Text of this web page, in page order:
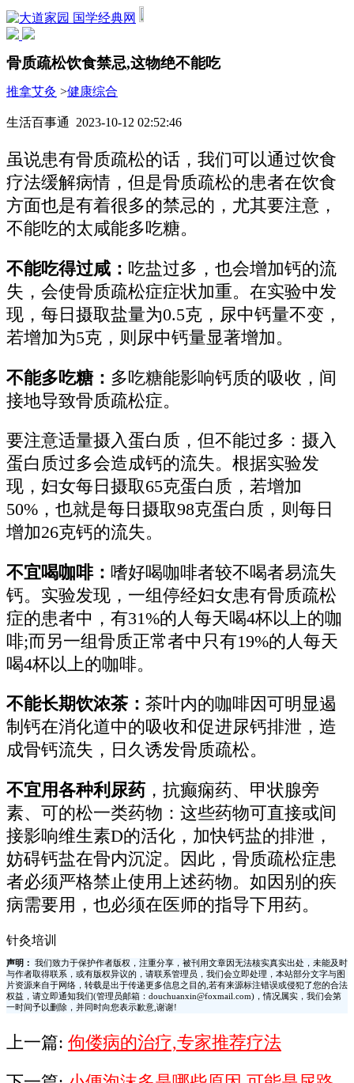
国学经典网
骨质疏松饮食禁忌,这物绝不能吃
推拿艾灸 >健康综合
生活百事通 2023-10-12 02:52:46
虽说患有骨质疏松的话，我们可以通过饮食
疗法缓解病情，但是骨质疏松的患者在饮食
方面也是有着很多的禁忌的，尤其要注意，
不能吃的太咸能多吃糖。
不能吃得过咸： 吃盐过多，也会增加钙的流
失，会使骨质疏松症症状加重。在实验中发
现，每日摄取盐量为0.5克，尿中钙量不变，
若增加为5克，则尿中钙量显著增加。
不能多吃糖： 多吃糖能影响钙质的吸收，间
接地导致骨质疏松症。
要注意适量摄入蛋白质，但不能过多：摄入
蛋白质过多会造成钙的流失。根据实验发
现，妇女每日摄取65克蛋白质，若增加
50%，也就是每日摄取98克蛋白质，则每日
增加26克钙的流失。
不宜喝咖啡： 嗜好喝咖啡者较不喝者易流失
钙。实验发现，一组停经妇女患有骨质疏松
症的患者中，有31%的人每天喝4杯以上的咖
啡;而另一组骨质正常者中只有19%的人每天
喝4杯以上的咖啡。
不能长期饮浓茶： 茶叶内的咖啡因可明显遏
制钙在消化道中的吸收和促进尿钙排泄，造
成骨钙流失，日久诱发骨质疏松。
不宜用各种利尿药 ，抗癫痫药、甲状腺旁
素、可的松一类药物：这些药物可直接或间
接影响维生素D的活化，加快钙盐的排泄，
妨碍钙盐在骨内沉淀。因此，骨质疏松症患
者必须严格禁止使用上述药物。如因别的疾
病需要用，也必须在医师的指导下用药。
针灸培训
声明：
我们致力于保护作者版权，注重分享，被刊用文章因无法核实真实出处，未能及时
与作者取得联系，或有版权异议的，请联系管理员，我们会立即处理，本站部分文字与图
片资源来自于网络，转载是出于传递更多信息之目的,若有来源标注错误或侵犯了您的合法
权益，请立即通知我们(管理员邮箱：douchuanxin@foxmail.com)，情况属实，我们会第
一时间予以删除，并同时向您表示歉意,谢谢!
上一篇: 佝偻病的治疗,专家推荐疗法